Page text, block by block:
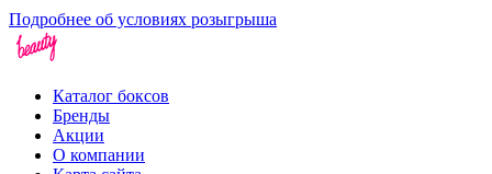
Подробнее об условиях розыгрыша
Каталог боксов
Бренды
Акции
О компании